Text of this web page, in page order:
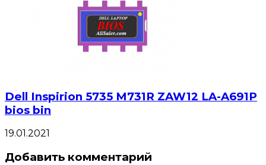
Dell Inspirion 5735 M731R ZAW12 LA-A691P
bios bin
19.01.2021
Добавить комментарий